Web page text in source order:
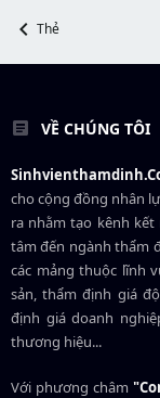
Thẻ
VỀ CHÚNG TÔI
cho cộng đồng nhân
ra nhằm tạo kênh
tâm đến ngành thẩm
các mảng thuộc lĩnh
sản, thẩm định giá
định giá doanh
thương hiệu...
Với phương châm